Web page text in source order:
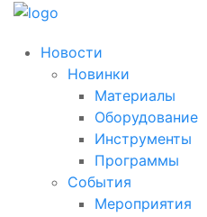
Новости
Новинки
Материалы
Оборудование
Инструменты
Программы
События
Мероприятия